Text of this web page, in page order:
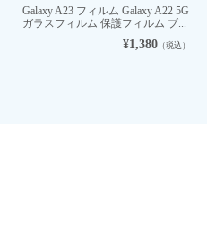
Galaxy A23 フィルム Galaxy A22 5G
ガラスフィルム 保護フィルム ブ...
¥1,380（税込）